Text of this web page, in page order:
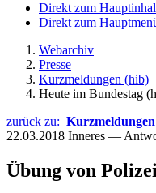
Direkt zum
Direkt zum
Webarchiv
Presse
Kurzmeldungen (hib)
Heute im Bundestag
zurück zu:
22.03.2018 Inneres —
Übung von